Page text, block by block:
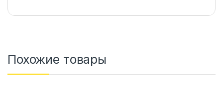
Похожие товары